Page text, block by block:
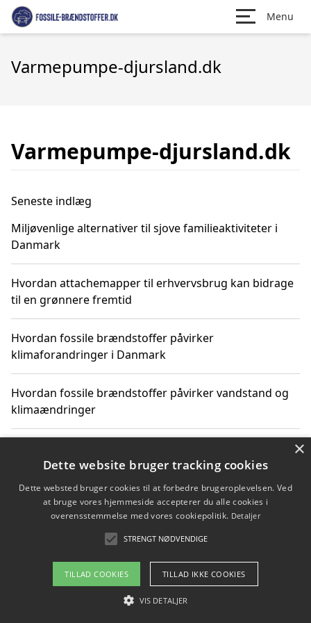
Menu
Varmepumpe-djursland.dk
Varmepumpe-djursland.dk
Seneste indlæg
Miljøvenlige alternativer til sjove familieaktiviteter i
Danmark
Hvordan attachemapper til erhvervsbrug kan bidrage
til en grønnere fremtid
Hvordan fossile brændstoffer påvirker
klimaforandringer i Danmark
Hvordan fossile brændstoffer påvirker vandstand og
klimaændringer
vores perspektiv
Copyright 2026 - Pilanto Aps
Om / kontakt
×
Dette website bruger tracking cookies
Dette websted bruger cookies til at forbedre brugeroplevelsen. Ved
at bruge vores hjemmeside accepterer du alle cookies i
overensstemmelse med vores cookiepolitik. Detaljer
STRENGT NØDVENDIGE
TILLAD COOKIES TILLAD IKKE COOKIES
VIS DETALJER